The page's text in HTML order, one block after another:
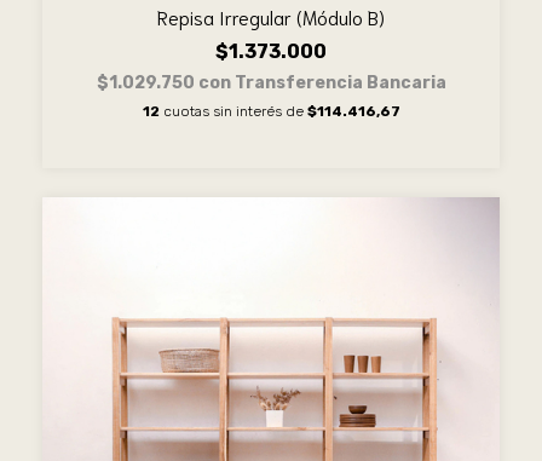
Repisa Irregular (Módulo B)
$1.373.000
$1.029.750 con Transferencia Bancaria
12 cuotas sin interés de $114.416,67